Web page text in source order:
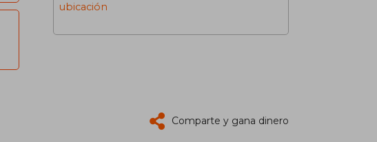
ubicación
Comparte y gana dinero